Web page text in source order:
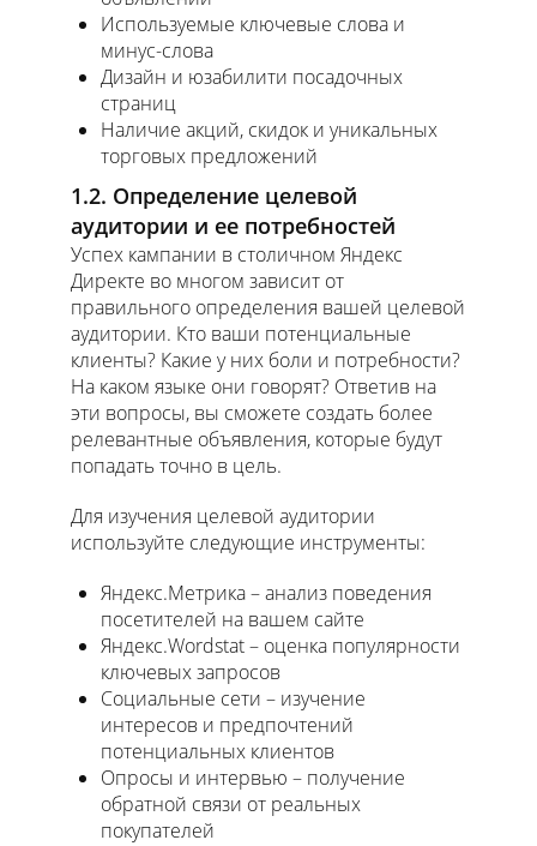
Используемые ключевые слова и
минус-слова
Дизайн и юзабилити посадочных
страниц
Наличие акций, скидок и уникальных
торговых предложений
1.2. Определение целевой
аудитории и ее потребностей
Успех кампании в столичном Яндекс
Директе во многом зависит от
правильного определения вашей целевой
аудитории. Кто ваши потенциальные
клиенты? Какие у них боли и потребности?
На каком языке они говорят? Ответив на
эти вопросы, вы сможете создать более
релевантные объявления, которые будут
попадать точно в цель.
Для изучения целевой аудитории
используйте следующие инструменты:
Яндекс.Метрика – анализ поведения
посетителей на вашем сайте
Яндекс.Wordstat – оценка популярности
ключевых запросов
Социальные сети – изучение
интересов и предпочтений
потенциальных клиентов
Опросы и интервью – получение
обратной связи от реальных
покупателей